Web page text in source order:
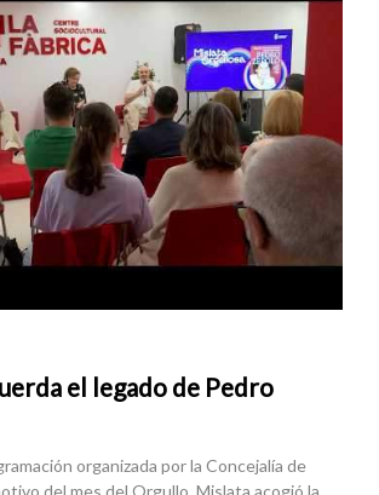
el legado de Pedro
organizada por la Concejalía de
del mes del Orgullo, Mislata acogió la